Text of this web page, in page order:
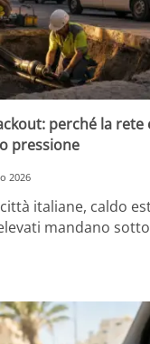
perché la
pressione
2026
italiane, caldo
mandano